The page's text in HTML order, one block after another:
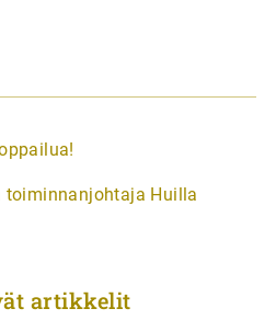
toiminnanjohtaja Huilla
artikkelit